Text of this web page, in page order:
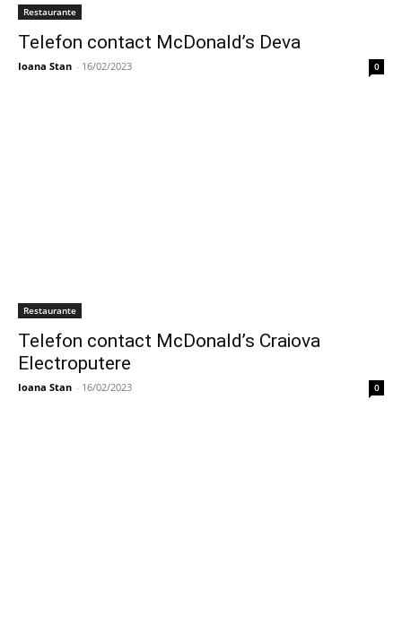
Restaurante
Telefon contact McDonald’s Deva
Ioana Stan - 16/02/2023 0
Restaurante
Telefon contact McDonald’s Craiova
Electroputere
Ioana Stan - 16/02/2023 0